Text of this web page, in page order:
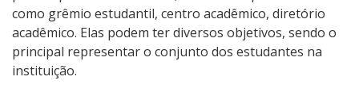
Oportunidades
Assistência Estudantil
como grêmio estudantil, centro acadêmico, diretório
acadêmico. Elas podem ter diversos objetivos, sendo o
principal representar o conjunto dos estudantes na
instituição.